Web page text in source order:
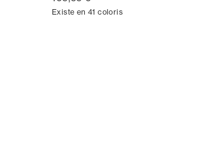
Existe en 41 coloris